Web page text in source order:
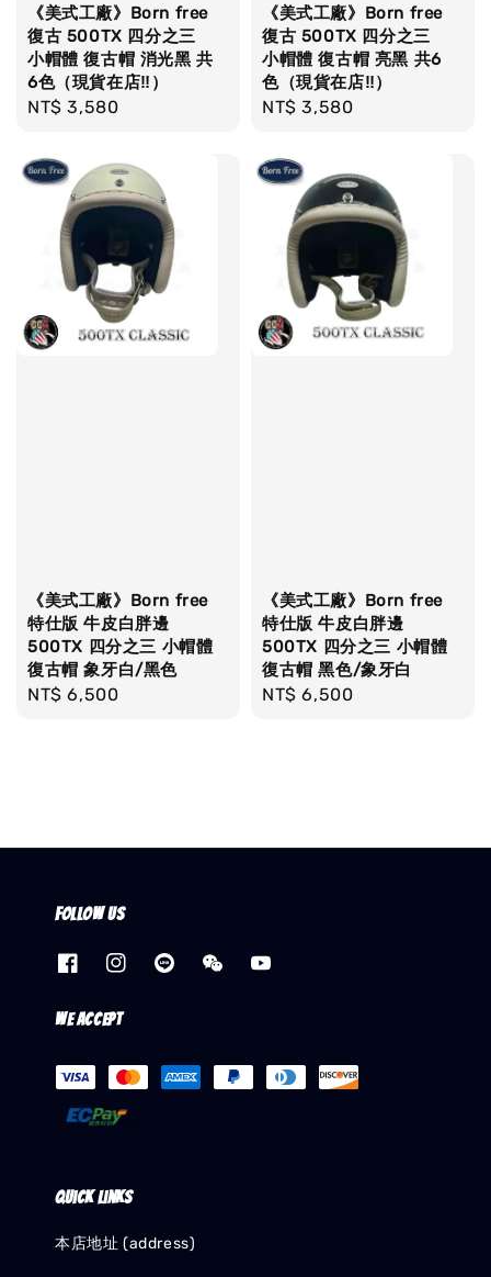
《美式工廠》Born free
復古 500TX 四分之三
小帽體 復古帽 消光黑 共
6色（現貨在店‼）
Regular
NT$ 3,580
《美式工廠》Born free
復古 500TX 四分之三
小帽體 復古帽 亮黑 共6
色（現貨在店‼）
Regular
NT$ 3,580
《美式工廠》Born free
特仕版 牛皮白胖邊
500TX 四分之三 小帽體
復古帽 象牙白/黑色
Regular
NT$ 6,500
《美式工廠》Born free
特仕版 牛皮白胖邊
500TX 四分之三 小帽體
復古帽 黑色/象牙白
Regular
NT$ 6,500
Follow us
We accept
Quick links
本店地址 (address)